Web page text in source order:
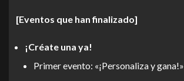
[Eventos que han finalizado]
¡Créate una ya!
Primer evento: «¡Personaliza y gana!»